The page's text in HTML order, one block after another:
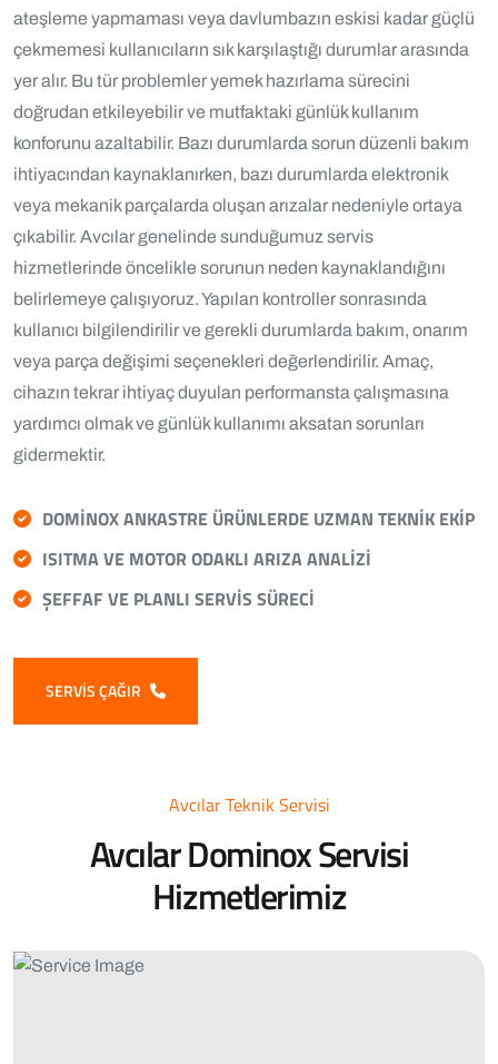
ateşleme yapmaması veya davlumbazın eskisi kadar güçlü
çekmemesi kullanıcıların sık karşılaştığı durumlar arasında
yer alır. Bu tür problemler yemek hazırlama sürecini
doğrudan etkileyebilir ve mutfaktaki günlük kullanım
konforunu azaltabilir. Bazı durumlarda sorun düzenli bakım
ihtiyacından kaynaklanırken, bazı durumlarda elektronik
veya mekanik parçalarda oluşan arızalar nedeniyle ortaya
çıkabilir. Avcılar genelinde sunduğumuz servis
hizmetlerinde öncelikle sorunun neden kaynaklandığını
belirlemeye çalışıyoruz. Yapılan kontroller sonrasında
kullanıcı bilgilendirilir ve gerekli durumlarda bakım, onarım
veya parça değişimi seçenekleri değerlendirilir. Amaç,
cihazın tekrar ihtiyaç duyulan performansta çalışmasına
yardımcı olmak ve günlük kullanımı aksatan sorunları
gidermektir.
DOMINOX ANKASTRE ÜRÜNLERDE UZMAN TEKNIK EKIP
ISITMA VE MOTOR ODAKLI ARIZA ANALIZI
ŞEFFAF VE PLANLI SERVIS SÜRECI
SERVIS ÇAĞIR
Avcılar Teknik Servisi
Avcılar Dominox Servisi
Hizmetlerimiz